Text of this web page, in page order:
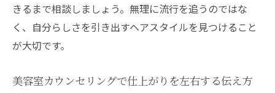
きるまで相談しましょう。無理に流行を追うのではな
く、自分らしさを引き出すヘアスタイルを見つけること
が大切です。
美容室カウンセリングで仕上がりを左右する伝え方